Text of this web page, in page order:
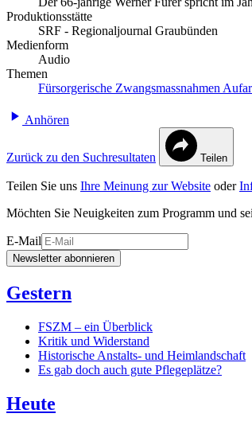
Produktionsstätte
SRF - Regionaljournal Graubünden
Medienform
Audio
Themen
Fürsorgerische Zwangsmassnahmen
Anhören
Zurück zu den Suchresultaten Teilen
Teilen Sie uns Ihre Meinung zur Website oder
Möchten Sie Neuigkeiten zum Programm und
E-Mail
Newsletter abonnieren
Gestern
FSZM – ein Überblick
Kritik und Widerstand
Historische Anstalts- und Heimlandschaft
Es gab doch auch gute Pflegeplätze?
Heute